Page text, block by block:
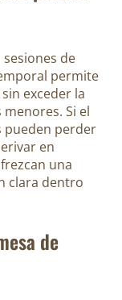
de
permite
exceder la
Si el
pueden perder
en
una
clara dentro
de